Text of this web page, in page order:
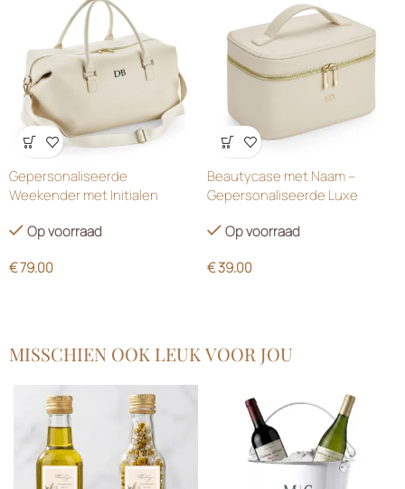
Wensenlijst
Gepersonaliseerde
Weekender met Initialen
Op voorraad
€79.00
Wensenlijst
Beautycase met Naam –
Gepersonaliseerde Luxe
Op voorraad
€39.00
MISSCHIEN OOK LEUK VOOR JOU